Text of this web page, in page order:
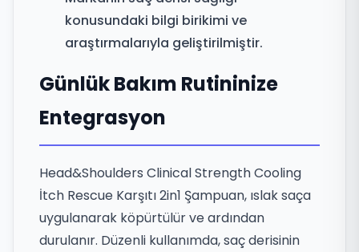
konusundaki bilgi birikimi ve
araştırmalarıyla geliştirilmiştir.
Günlük Bakım Rutininize
Entegrasyon
Head&Shoulders Clinical Strength Cooling
İtch Rescue Karşıtı 2in1 Şampuan, ıslak saça
uygulanarak köpürtülür ve ardından
durulanır. Düzenli kullanımda, saç derisinin